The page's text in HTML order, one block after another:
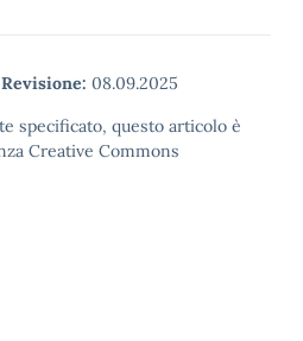
Revisione: 08.09.2025
specificato, questo articolo è
Creative Commons